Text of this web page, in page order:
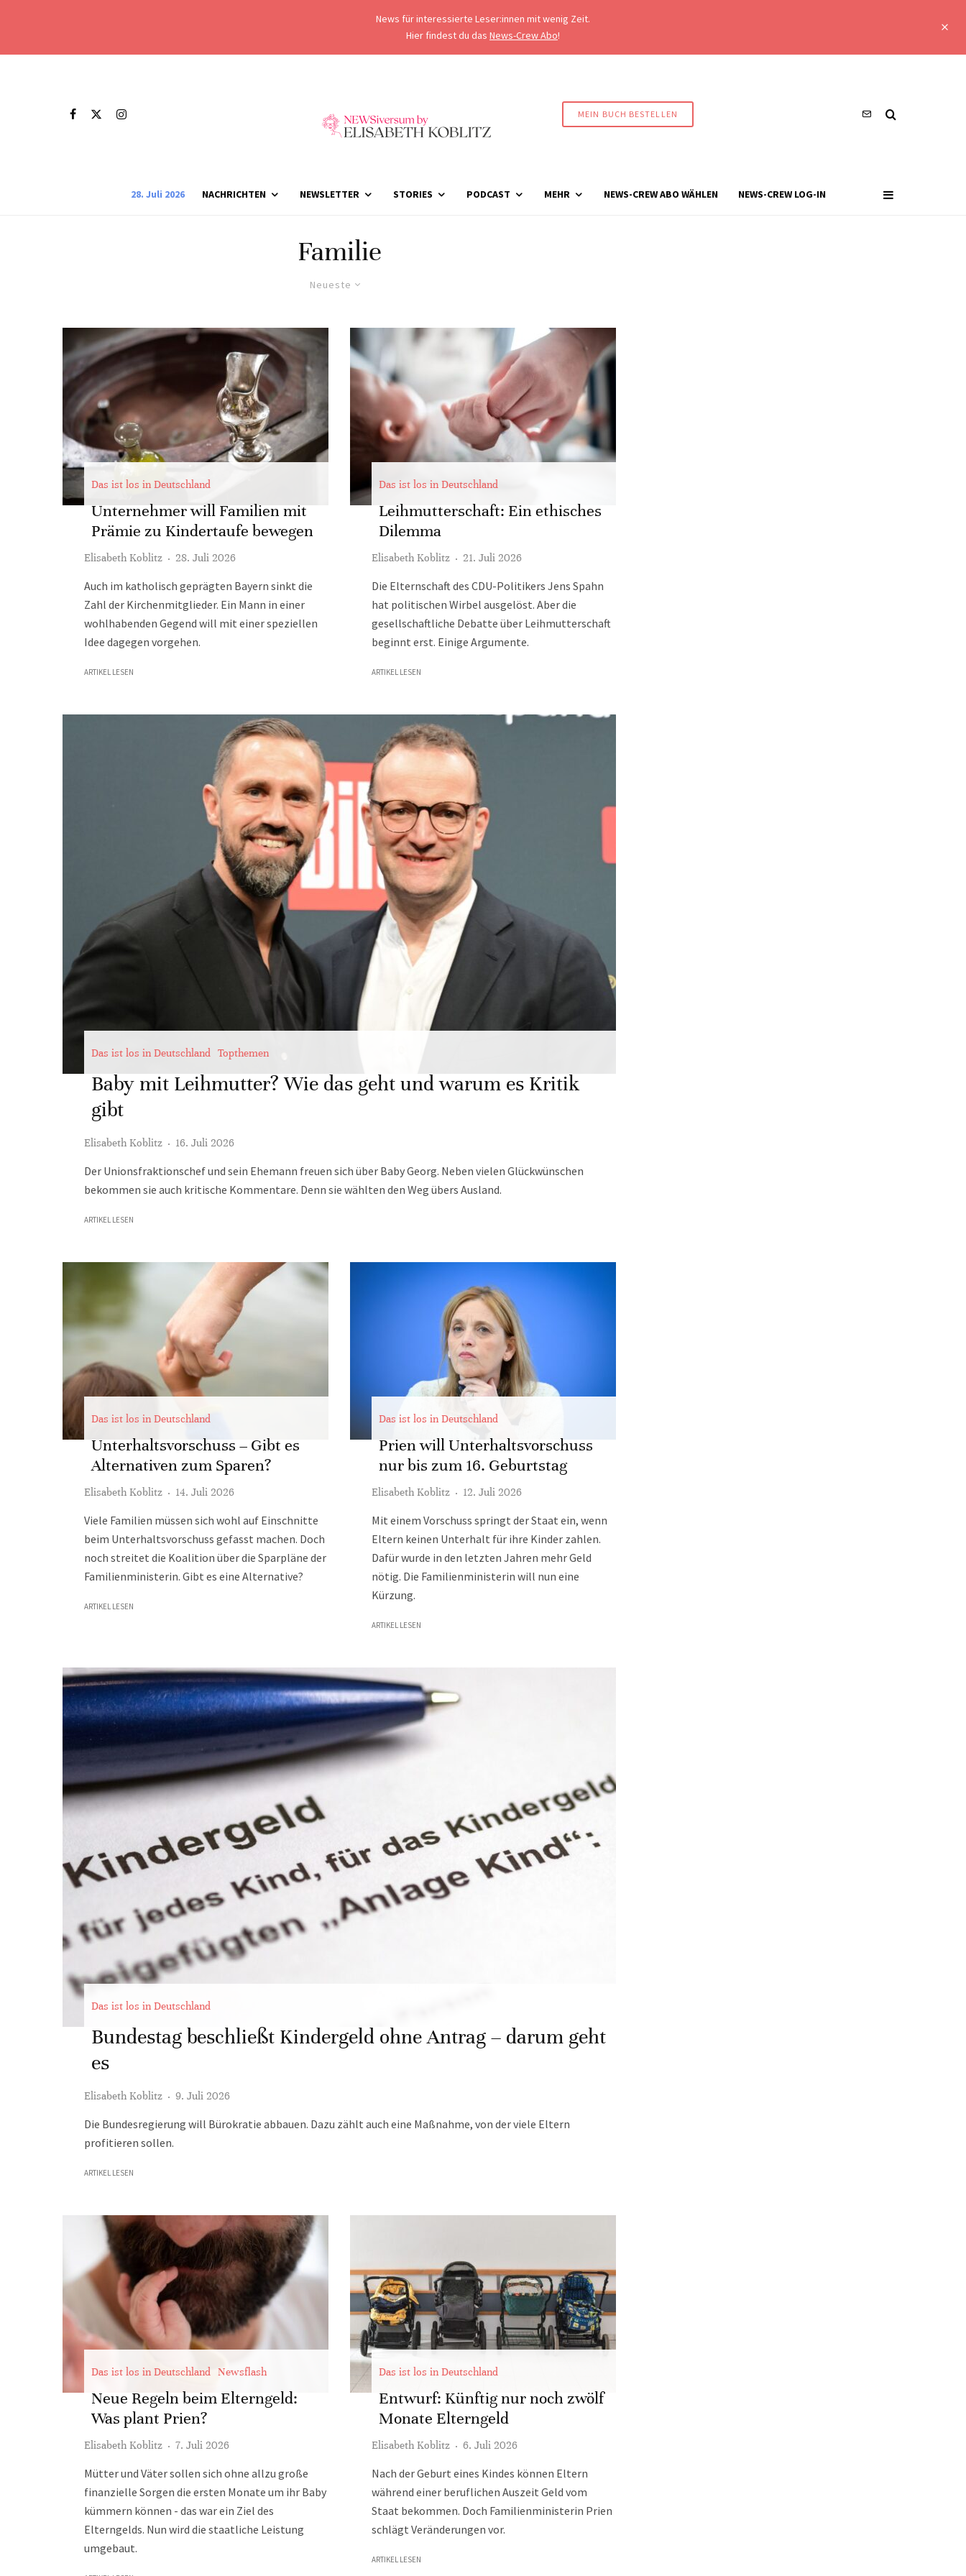
News für interessierte Leser:innen mit wenig Zeit.
Hier findest du das News-Crew Abo!
MEIN BUCH BESTELLEN
28. Juli 2026 NACHRICHTEN NEWSLETTER STORIES PODCAST MEHR NEWS-CREW ABO WÄHLEN NEWS-CREW LOG-IN
Familie
Neueste
Das ist los in Deutschland
Unternehmer will Familien mit
Prämie zu Kindertaufe bewegen
Elisabeth Koblitz · 28. Juli 2026
Auch im katholisch geprägten Bayern sinkt die
Zahl der Kirchenmitglieder. Ein Mann in einer
wohlhabenden Gegend will mit einer speziellen
Idee dagegen vorgehen.
ARTIKEL LESEN
Das ist los in Deutschland
Leihmutterschaft: Ein ethisches
Dilemma
Elisabeth Koblitz · 21. Juli 2026
Die Elternschaft des CDU-Politikers Jens Spahn
hat politischen Wirbel ausgelöst. Aber die
gesellschaftliche Debatte über Leihmutterschaft
beginnt erst. Einige Argumente.
ARTIKEL LESEN
Das ist los in Deutschland Topthemen
Baby mit Leihmutter? Wie das geht und warum es Kritik
gibt
Elisabeth Koblitz · 16. Juli 2026
Der Unionsfraktionschef und sein Ehemann freuen sich über Baby Georg. Neben vielen Glückwünschen
bekommen sie auch kritische Kommentare. Denn sie wählten den Weg übers Ausland.
ARTIKEL LESEN
Das ist los in Deutschland
Unterhaltsvorschuss – Gibt es
Alternativen zum Sparen?
Elisabeth Koblitz · 14. Juli 2026
Viele Familien müssen sich wohl auf Einschnitte
beim Unterhaltsvorschuss gefasst machen. Doch
noch streitet die Koalition über die Sparpläne der
Familienministerin. Gibt es eine Alternative?
ARTIKEL LESEN
Das ist los in Deutschland
Prien will Unterhaltsvorschuss
nur bis zum 16. Geburtstag
Elisabeth Koblitz · 12. Juli 2026
Mit einem Vorschuss springt der Staat ein, wenn
Eltern keinen Unterhalt für ihre Kinder zahlen.
Dafür wurde in den letzten Jahren mehr Geld
nötig. Die Familienministerin will nun eine
Kürzung.
ARTIKEL LESEN
Das ist los in Deutschland
Bundestag beschließt Kindergeld ohne Antrag – darum geht
es
Elisabeth Koblitz · 9. Juli 2026
Die Bundesregierung will Bürokratie abbauen. Dazu zählt auch eine Maßnahme, von der viele Eltern
profitieren sollen.
ARTIKEL LESEN
Das ist los in Deutschland Newsflash
Neue Regeln beim Elterngeld:
Was plant Prien?
Elisabeth Koblitz · 7. Juli 2026
Mütter und Väter sollen sich ohne allzu große
finanzielle Sorgen die ersten Monate um ihr Baby
kümmern können - das war ein Ziel des
Elterngelds. Nun wird die staatliche Leistung
umgebaut.
Das ist los in Deutschland
Entwurf: Künftig nur noch zwölf
Monate Elterngeld
Elisabeth Koblitz · 6. Juli 2026
Nach der Geburt eines Kindes können Eltern
während einer beruflichen Auszeit Geld vom
Staat bekommen. Doch Familienministerin Prien
schlägt Veränderungen vor.
ARTIKEL LESEN